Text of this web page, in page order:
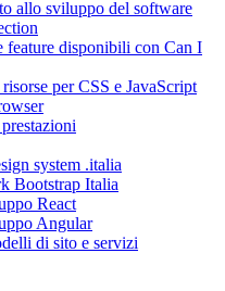
allo sviluppo del software
feature disponibili con Can I
per CSS e JavaScript
system .italia
Bootstrap Italia
React
Angular
di sito e servizi